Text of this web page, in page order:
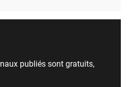
publiés sont gratuits,